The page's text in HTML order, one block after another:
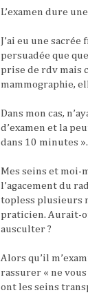
L’examen dure
J’ai eu une
persuadée que
prise de rdv mais
mammographie,
Dans mon cas,
d’examen et la
dans 10 minutes ».
Mes seins et moi-
l’agacement du
topless plusieurs
praticien. Aurait-
ausculter ?
Alors qu’il
rassurer « ne
ont les seins